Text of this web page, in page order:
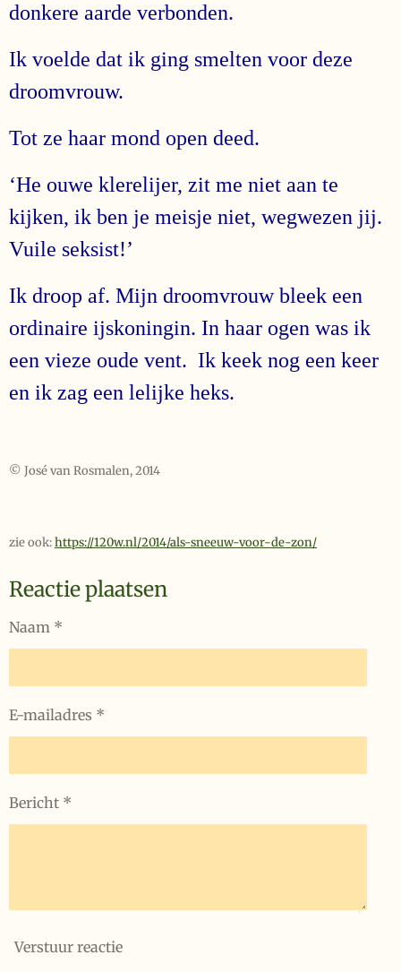
donkere aarde verbonden.
Ik voelde dat ik ging smelten voor deze
droomvrouw.
Tot ze haar mond open deed.
‘He ouwe klerelijer, zit me niet aan te
kijken, ik ben je meisje niet, wegwezen jij.
Vuile seksist!’
Ik droop af. Mijn droomvrouw bleek een
ordinaire ijskoningin. In haar ogen was ik
een vieze oude vent. Ik keek nog een keer
en ik zag een lelijke heks.
© José van Rosmalen, 2014
zie ook:https://120w.nl/2014/als-sneeuw-voor-de-zon/
Reactie plaatsen
Naam *
E-mailadres *
Bericht *
Verstuur reactie